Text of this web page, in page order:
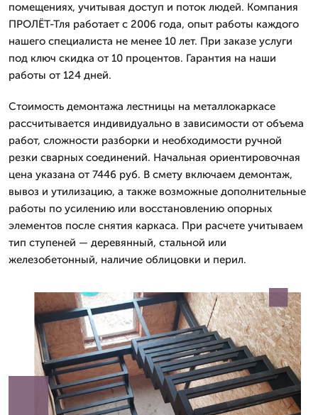
помещениях, учитывая доступ и поток людей. Компания
ПРОЛЁТ-Тля работает с 2006 года, опыт работы каждого
нашего специалиста не менее 10 лет. При заказе услуги
под ключ скидка от 10 процентов. Гарантия на наши
работы от 124 дней.
Стоимость демонтажа лестницы на металлокаркасе
рассчитывается индивидуально в зависимости от объема
работ, сложности разборки и необходимости ручной
резки сварных соединений. Начальная ориентировочная
цена указана от 7446 руб. В смету включаем демонтаж,
вывоз и утилизацию, а также возможные дополнительные
работы по усилению или восстановлению опорных
элементов после снятия каркаса. При расчете учитываем
тип ступеней — деревянный, стальной или
железобетонный, наличие облицовки и перил.